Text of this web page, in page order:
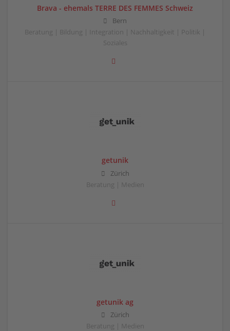
Brava - ehemals TERRE DES FEMMES Schweiz
Bern
Beratung | Bildung | Integration | Nachhaltigkeit | Politik |
Soziales
getunik
Zürich
Beratung | Medien
getunik ag
Zürich
Beratung | Medien